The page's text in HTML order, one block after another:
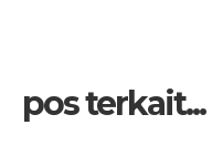
pos terkait...